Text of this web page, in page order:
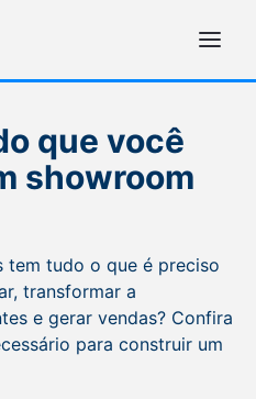
que você
showroom
tem tudo o que é preciso
transformar a
e gerar vendas? Confira
para construir um